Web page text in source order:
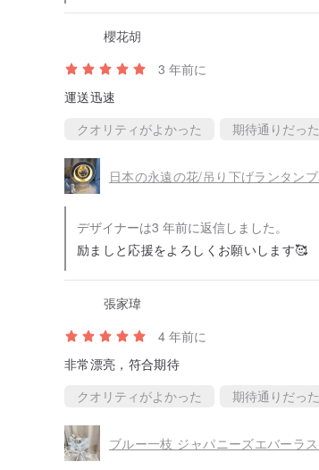
櫻花胡
3 年前に
運送迅速
クオリティがよかった
期待通りだった
デザイナーは3 年前に返信しました。
励ましと応援をよろしくお願いします🥰
張家瑋
4 年前に
非常漂亮，符合期待
クオリティがよかった
期待通りだった